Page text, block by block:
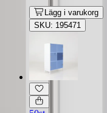
Lägg i varukorg
SKU: 195471